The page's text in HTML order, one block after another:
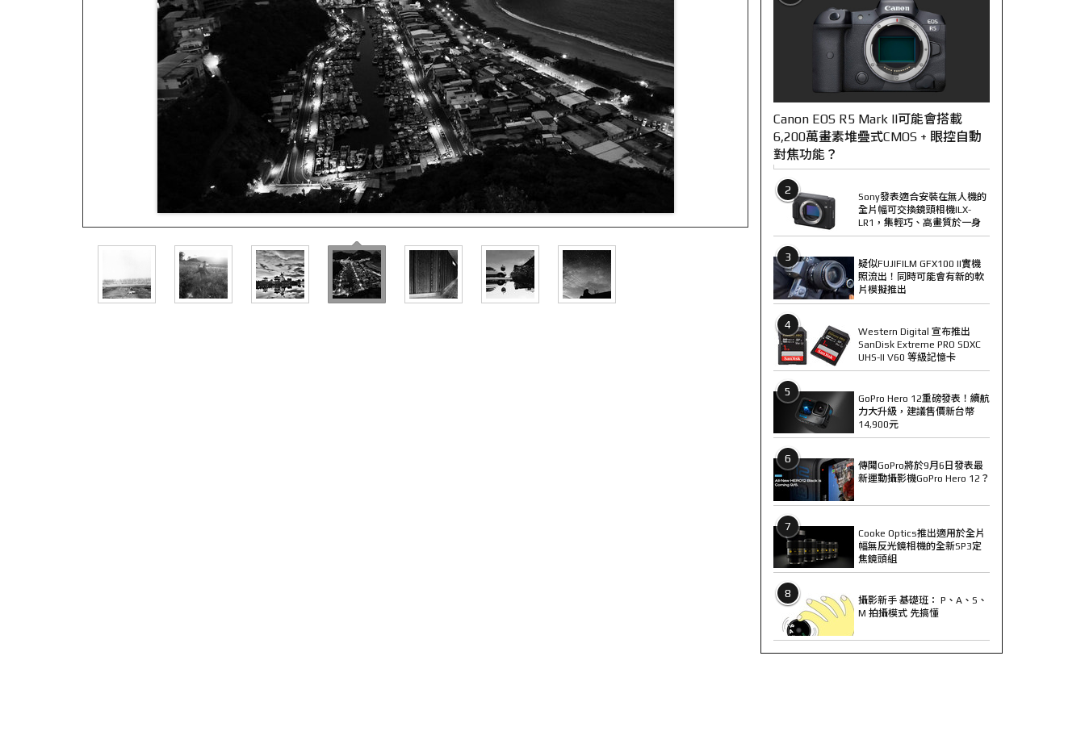
Canon EOS R5 Mark II可能會搭載
6,200萬畫素堆疊式CMOS + 眼控自動
對焦功能？
2
Sony發表適合安裝在無人機的
全片幅可交換鏡頭相機ILX-
LR1，集輕巧、高畫質於一身
3
疑似FUJIFILM GFX100 II實機
照流出！同時可能會有新的軟
片模擬推出
4
Western Digital 宣布推出
SanDisk Extreme PRO SDXC
UHS-II V60 等級記憶卡
5
GoPro Hero 12重磅發表！續航
力大升級，建議售價新台幣
14,900元
6
傳聞GoPro將於9月6日發表最
新運動攝影機GoPro Hero 12？
7
Cooke Optics推出適用於全片
幅無反光鏡相機的全新SP3定
焦鏡頭組
8
攝影新手 基礎班： P、A、S、
M 拍攝模式 先搞懂